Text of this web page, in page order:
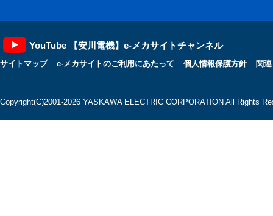
YouTube 【安川電機】e-メカサイトチャンネル
サイトマップ e-メカサイトのご利用にあたって 個人情報保護方針 関
Copyright(C)2001‐2026 YASKAWA ELECTRIC CORPORATION All Rights